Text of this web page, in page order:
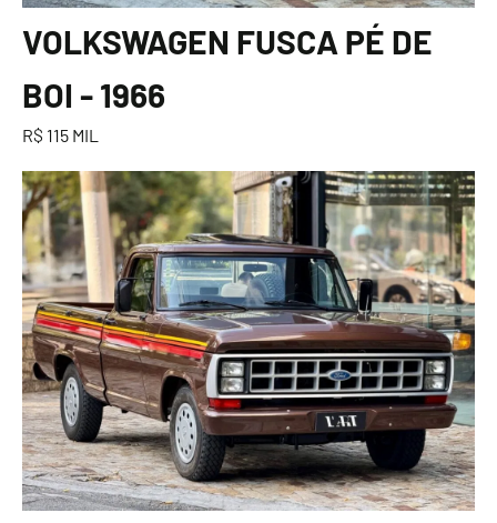
VOLKSWAGEN FUSCA PÉ DE
BOI - 1966
R$ 115 MIL